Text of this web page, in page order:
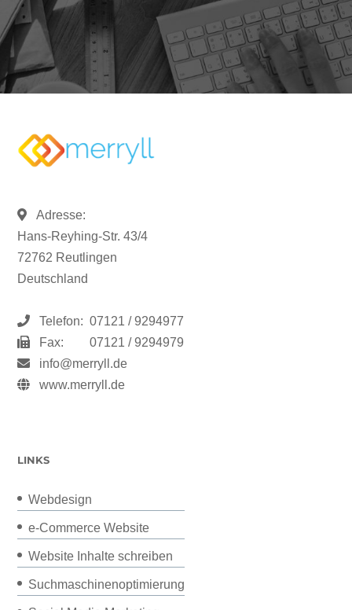
Adresse:
Hans-Reyhing-Str. 43/4
72762 Reutlingen
Deutschland
Telefon: 07121 / 9294977
Fax:
07121 / 9294979
info@merryll.de
www.merryll.de
LINKS
Webdesign
e-Commerce Website
Website Inhalte schreiben
Suchmaschinenoptimierung